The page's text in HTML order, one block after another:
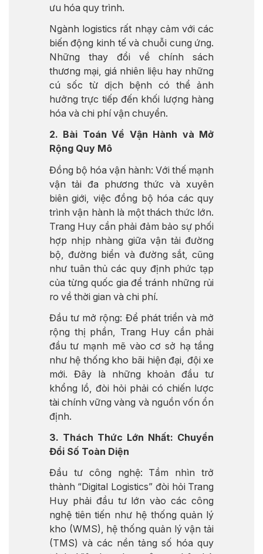
ưu hóa quy trình.
Ngành logistics rất nhạy cảm với các
biến động kinh tế và chuỗi cung ứng.
Những thay đổi về chính sách
thương mại, giá nhiên liệu hay những
cú sốc từ dịch bệnh có thể ảnh
hưởng trực tiếp đến khối lượng hàng
hóa và chi phí vận chuyển.
2. Bài Toán Về Vận Hành và Mở
Rộng Quy Mô
Đồng bộ hóa vận hành: Với thế mạnh
vận tải đa phương thức và xuyên
biên giới, việc đồng bộ hóa các quy
trình vận hành là một thách thức lớn.
Trang Huy cần phải đảm bảo sự phối
hợp nhịp nhàng giữa vận tải đường
bộ, đường biển và đường sắt, cũng
như tuân thủ các quy định phức tạp
của từng quốc gia để tránh những rủi
ro về thời gian và chi phí.
Đầu tư mở rộng: Để phát triển và mở
rộng thị phần, Trang Huy cần phải
đầu tư mạnh mẽ vào cơ sở hạ tầng
như hệ thống kho bãi hiện đại, đội xe
mới. Đây là những khoản đầu tư
khổng lồ, đòi hỏi phải có chiến lược
tài chính vững vàng và nguồn vốn ổn
định.
3. Thách Thức Lớn Nhất: Chuyển
Đổi Số Toàn Diện
Đầu tư công nghệ: Tầm nhìn trở
thành “Digital Logistics” đòi hỏi Trang
Huy phải đầu tư lớn vào các công
nghệ tiên tiến như hệ thống quản lý
kho (WMS), hệ thống quản lý vận tải
(TMS) và các nền tảng số hóa quy